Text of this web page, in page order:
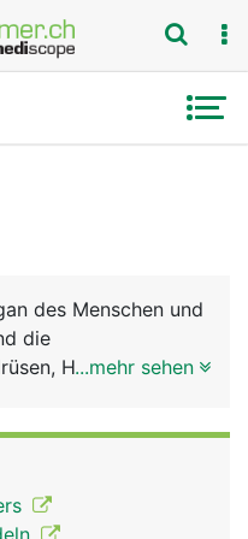
des Menschen und
die
Haare, Nägel).
(Dermis) und
Hauptaufgaben der
...mehr sehen